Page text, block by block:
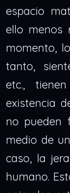
espacio
ello menos
momento,
tanto,
etc.,
existencia
no pueden
medio de
caso, la
humano.